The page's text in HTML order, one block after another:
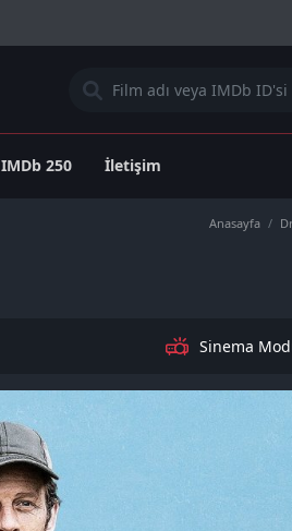
IMDb 250 İletişim
Anasayfa
Sinema